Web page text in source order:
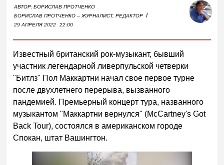
АВТОР:БОРИСЛАВ ПРОТЧЕНКО
БОРИСЛАВ ПРОТЧЕНКО – ЖУРНАЛИСТ, РЕДАКТОР I
29 АПРЕЛЯ 2022 22:00
Известный британский рок-музыкант, бывший
участник легендарной ливерпульской четверки
"Битлз" Пол Маккартни начал свое первое турне
после двухлетнего перерыва, вызванного
пандемией. Премьерный концерт тура, названного
музыкантом "Маккартни вернулся" (McCartney's Got
Back Tour), состоялся в американском городе
Спокан, штат Вашингтон.